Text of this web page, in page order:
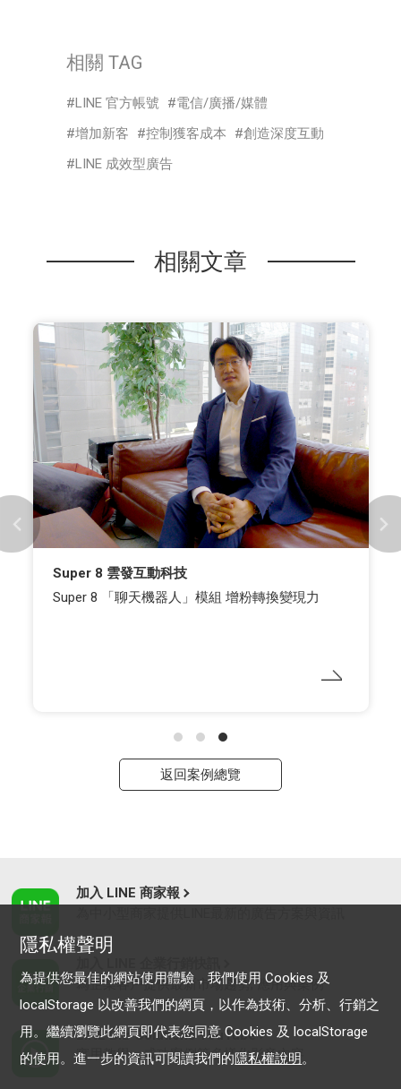
相關 TAG
LINE 官方帳號
電信/廣播/媒體
增加新客
控制獲客成本
創造深度互動
LINE 成效型廣告
相關文章
Super 8 雲發互動科技
Super 8 「聊天機器人」模組 增粉轉換變現力
返回案例總覽
加入 LINE 商家報
為企業客戶提供最新市場趨勢, 應用與案例
LINE Biz-Solutions YouTube
實用教學、成功案例等多樣化影音內容
隱私權聲明
為提供您最佳的網站使用體驗，我們使用 Cookies 及
localStorage 以改善我們的網頁，以作為技術、分析、行銷之
用。繼續瀏覽此網頁即代表您同意 Cookies 及 localStorage
的使用。進一步的資訊可閱讀我們的隱私權說明。